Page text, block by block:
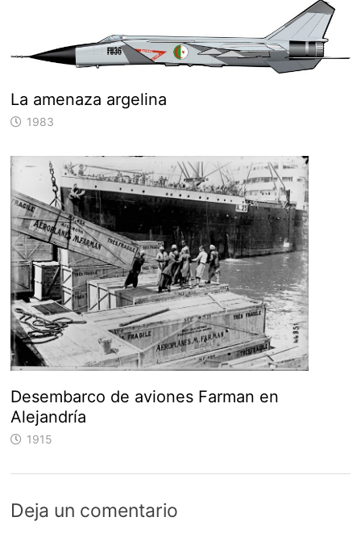
La amenaza argelina
1983
Desembarco de aviones Farman en
Alejandría
1915
Deja un comentario